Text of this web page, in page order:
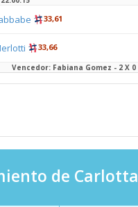
33,61
33,66
Vencedor: Fabiana Gomez - 2 X 0
de Carlotta